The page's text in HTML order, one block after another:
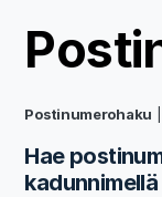
Postinumerohaku
Hae
kadunnimellä